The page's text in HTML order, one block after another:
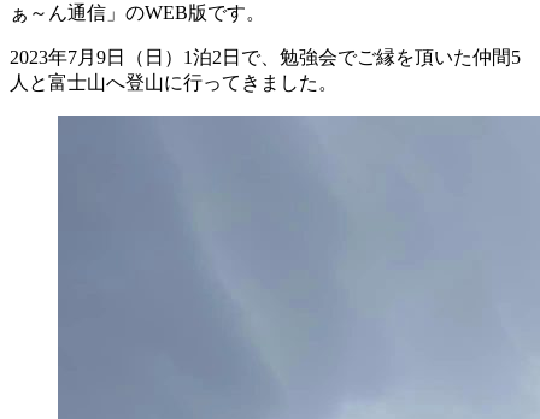
ぁ～ん通信」のWEB版です。
2023年7月9日（日）1泊2日で、勉強会でご縁を頂いた仲間5
人と富士山へ登山に行ってきました。